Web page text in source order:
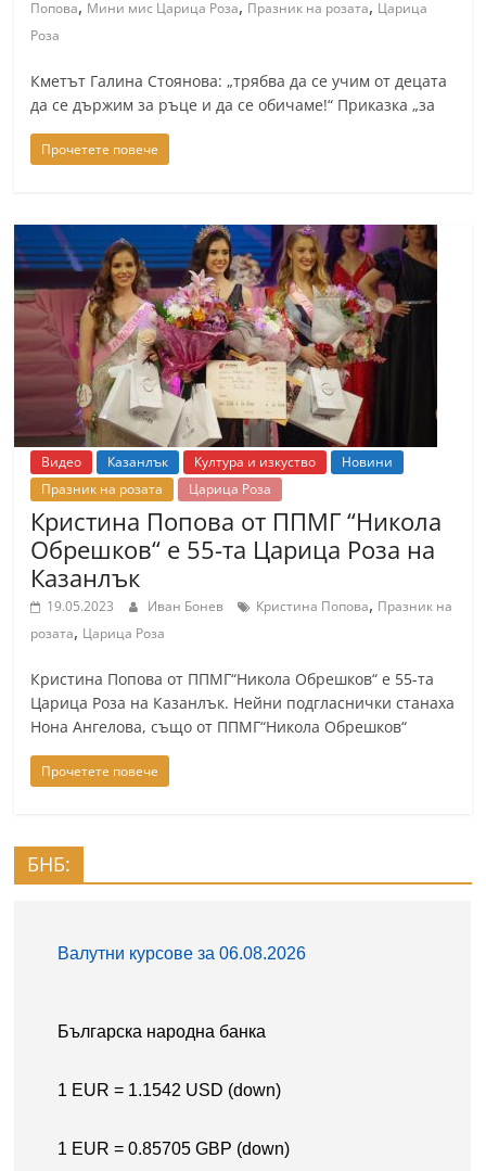
Попова, Мини мис Царица Роза, Празник на розата, Царица
Роза
Кметът Галина Стоянова: „трябва да се учим от децата
да се държим за ръце и да се обичаме!“ Приказка „за
Прочетете повече
Видео Казанлък Култура и изкуство
Новини
Празник на розата
Царица Роза
Кристина Попова от ППМГ “Никола
Обрешков“ е 55-та Царица Роза на
Казанлък
19.05.2023 Иван Бонев Кристина Попова, Празник на
розата, Царица Роза
Кристина Попова от ППМГ“Никола Обрешков“ е 55-та
Царица Роза на Казанлък. Нейни подгласнички станаха
Нона Ангелова, също от ППМГ“Никола Обрешков“
Прочетете повече
БНБ: